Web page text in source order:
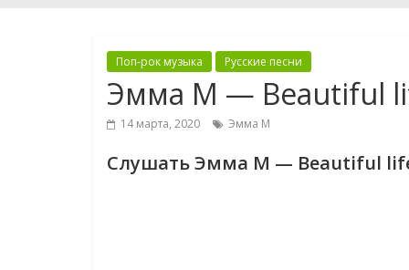
Поп-рок музыка Русские песни
Эмма М — Beautiful
14 марта, 2020 Эмма М
Слушать Эмма М — Beautiful